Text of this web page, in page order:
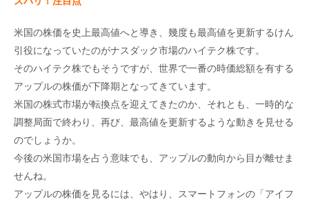
米国の株価を史上最高値へと導き、幾度も最高値を更新するけん
引役になっていたのがナスダック市場のハイテク株です。
そのハイテク株でもそうですが、世界で一番の時価総額を有する
アップルの株価が下降期となってきています。
米国の株式市場が転換点を迎えてきたのか、それとも、一時的な
調整局面で終わり、再び、最高値を更新するような動きを見せる
のでしょうか。
今後の米国市場を占う意味でも、アップルの動向から目が離せま
せんね。
アップルの株価を見るには、やはり、スマートフォンの「アイフ